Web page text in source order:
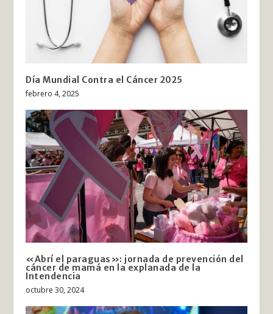
Día Mundial Contra el Cáncer 2025
febrero 4, 2025
«Abrí el paraguas»: jornada de prevención del
cáncer de mamá en la explanada de la
Intendencia
octubre 30, 2024